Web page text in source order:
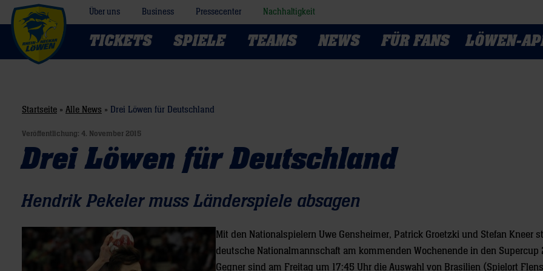
Über uns Business Pressecenter Nachhaltigkeit
TICKETS SPIELE TEAMS NEWS FÜR FANS LÖWEN-
Startseite » Alle News » Drei Löwen für Deutschland
Veröffentlichung: 4. November 2015
Drei Löwen für Deutschland
Hendrik Pekeler muss Länderspiele absagen
Mit den Nationalspielern Uwe Gensheimer, Patrick Groetzki und Stefan Kneer
deutsche Nationalmannschaft am kommenden Wochenende in den Supercup
Gegner sind am Freitag um 17:45 Uhr die Auswahl von Brasilien (Spielort